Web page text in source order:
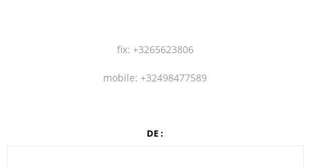
fix: +3265623806
mobile: +32498477589
DE :